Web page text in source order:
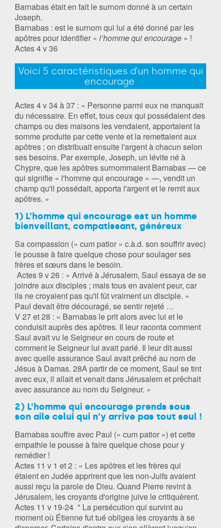
Barnabas était en fait le surnom donné à un certain
Joseph.
Barnabas : est le surnom qui lui a été donné par les
apôtres pour identifier « l’homme qui encourage » !
Actes 4 v 36
Voici 5 caractéristiques d’un homme qui
encourage
Actes 4 v 34 à 37 : « Personne parmi eux ne manquait
du nécessaire. En effet, tous ceux qui possédaient des
champs ou des maisons les vendaient, apportaient la
somme produite par cette vente et la remettaient aux
apôtres ; on distribuait ensuite l'argent à chacun selon
ses besoins. Par exemple, Joseph, un lévite né à
Chypre, que les apôtres surnommaient Barnabas — ce
qui signifie « l'homme qui encourage » —, vendit un
champ qu'il possédait, apporta l'argent et le remit aux
apôtres. »
1) L’homme qui encourage est un homme
bienveillant, compatissant, généreux
Sa compassion (« cum patior » c.à.d. son souffrir avec)
le pousse à faire quelque chose pour soulager ses
frères et sœurs dans le besoin.
Actes 9 v 26 : « Arrivé à Jérusalem, Saul essaya de se
joindre aux disciples ; mais tous en avaient peur, car
ils ne croyaient pas qu'il fût vraiment un disciple. »
Paul devait être découragé, se sentir rejeté …
V 27 et 28 : « Barnabas le prit alors avec lui et le
conduisit auprès des apôtres. Il leur raconta comment
Saul avait vu le Seigneur en cours de route et
comment le Seigneur lui avait parlé. Il leur dit aussi
avec quelle assurance Saul avait prêché au nom de
Jésus à Damas. 28A partir de ce moment, Saul se tint
avec eux, il allait et venait dans Jérusalem et prêchait
avec assurance au nom du Seigneur. »
2) L’homme qui encourage prends sous
son aile celui qui n’y arrive pas tout seul !
Barnabas souffre avec Paul (« cum patior ») et cette
empathie le pousse à faire quelque chose pour y
remédier !
Actes 11 v 1 et 2 : « Les apôtres et les frères qui
étaient en Judée apprirent que les non-Juifs avaient
aussi reçu la parole de Dieu. Quand Pierre revint à
Jérusalem, les croyants d'origine juive le critiquèrent.
Actes 11 v 19-24 " La persécution qui survint au
moment où Étienne fut tué obligea les croyants à se